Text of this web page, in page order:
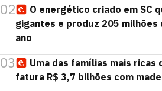
02
O energético criado em SC
gigantes e produz 205
ano
03
Uma das famílias mais ricas
fatura R$ 3,7 bilhões com